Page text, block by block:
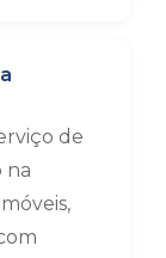
de
na